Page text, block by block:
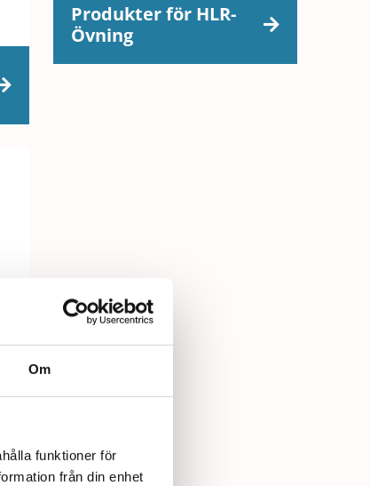
Om
funktioner för
från din enhet
Produkter för HLR-
Övning